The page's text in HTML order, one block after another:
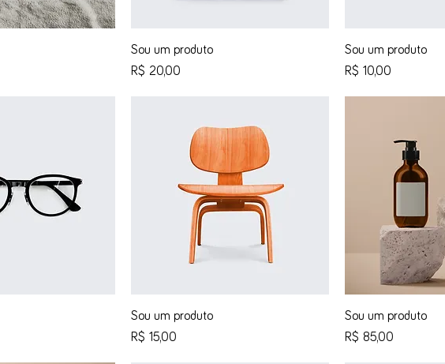
Sou um produto
Preço
R$ 20,00
Sou um produto
Preço
R$ 10,00
Sou um produto
Preço
R$ 15,00
Sou um produto
Preço
R$ 85,00